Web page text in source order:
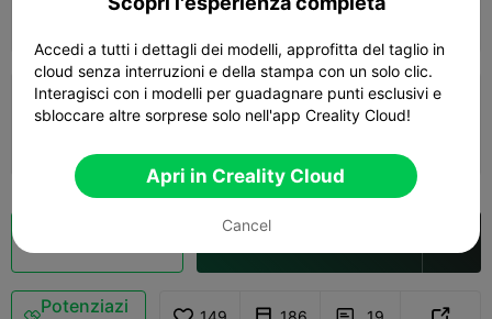
 1 plates
0.2mm layer, 2 walls, 15% infill
Potenziazi
Accedi a tutti i dettagli dei modelli, approfitta del taglio in
cloud senza interruzioni e della stampa con un solo clic.
Interagisci con i modelli per guadagnare punti esclusivi e
sbloccare altre sorprese solo nell'app Creality Cloud!
Apri in Creality Cloud
Cancel